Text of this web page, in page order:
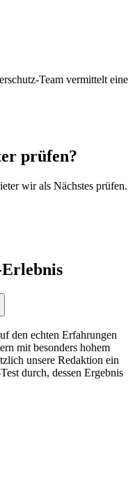
Team vermittelt eine
prüfen?
wir als Nächstes prüfen.
den echten Erfahrungen
mit besonders hohem
unsere Redaktion ein
durch, dessen Ergebnis